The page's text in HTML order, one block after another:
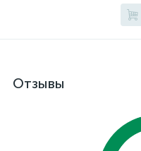
Отзывы